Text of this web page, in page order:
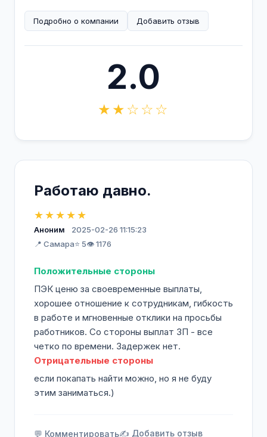
Подробно о компании Добавить отзыв
2.0
★★☆☆☆
Работаю давно.
★★★★★
Аноним
2025-02-26 11:15:23
📍 Самара⭐ 5👁️ 1176
Положительные стороны
ПЭК ценю за своевременные выплаты,
хорошее отношение к сотрудникам, гибкость
в работе и мгновенные отклики на просьбы
работников. Со стороны выплат ЗП - все
четко по времени. Задержек нет.
Отрицательные стороны
если покапать найти можно, но я не буду
этим заниматься.)
💬 Комментировать✍️ Добавить отзыв